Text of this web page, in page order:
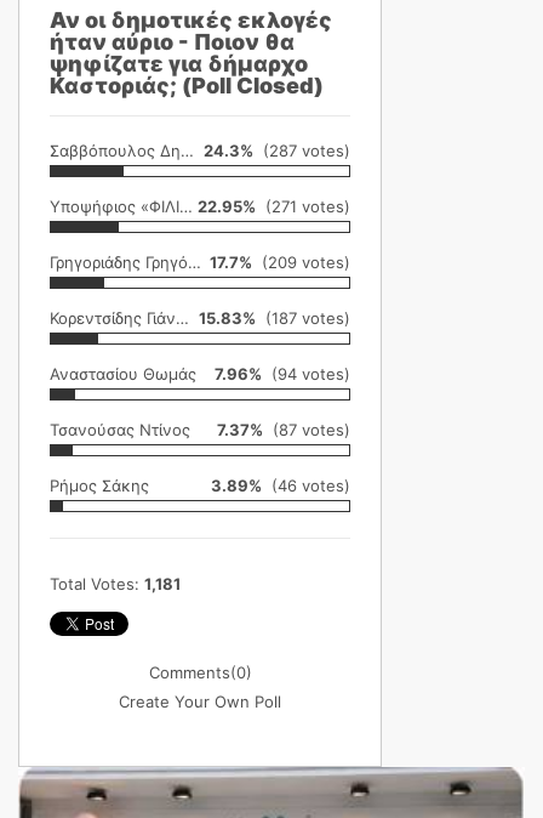
Αν οι δημοτικές εκλογές
ήταν αύριο - Ποιον θα
ψηφίζατε για δήμαρχο
Καστοριάς; (Poll Closed)
Σαββόπουλος Δημήτρης 24.3% (287 votes)
Υποψήφιος «ΦΙΛΙΚΗ ΕΤΑΙΡΕΙΑ» 22.95% (271 votes)
Γρηγοριάδης Γρηγόρης 17.7% (209 votes)
Κορεντσίδης Γιάννης 15.83% (187 votes)
Αναστασίου Θωμάς 7.96% (94 votes)
Τσανούσας Ντίνος 7.37% (87 votes)
Ρήμος Σάκης 3.89% (46 votes)
Total Votes: 1,181
Comments(0)
Create Your Own Poll